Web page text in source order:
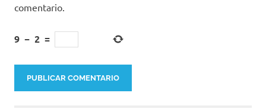
comentario.
9 − 2 =